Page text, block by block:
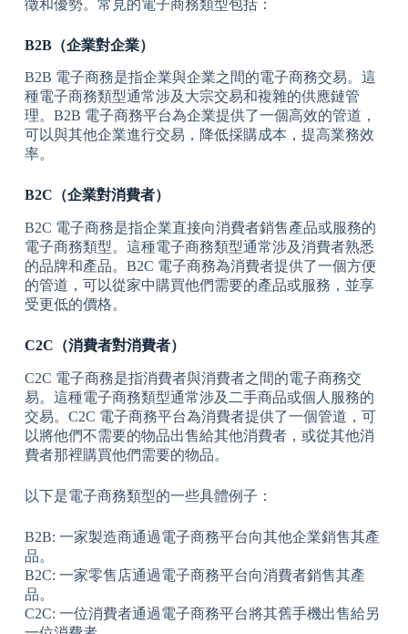
徵和優勢。常見的電子商務類型包括：
B2B（企業對企業）
B2B 電子商務是指企業與企業之間的電子商務交易。這
種電子商務類型通常涉及大宗交易和複雜的供應鏈管
理。B2B 電子商務平台為企業提供了一個高效的管道，
可以與其他企業進行交易，降低採購成本，提高業務效
率。
B2C（企業對消費者）
B2C 電子商務是指企業直接向消費者銷售產品或服務的
電子商務類型。這種電子商務類型通常涉及消費者熟悉
的品牌和產品。B2C 電子商務為消費者提供了一個方便
的管道，可以從家中購買他們需要的產品或服務，並享
受更低的價格。
C2C（消費者對消費者）
C2C 電子商務是指消費者與消費者之間的電子商務交
易。這種電子商務類型通常涉及二手商品或個人服務的
交易。C2C 電子商務平台為消費者提供了一個管道，可
以將他們不需要的物品出售給其他消費者，或從其他消
費者那裡購買他們需要的物品。
以下是電子商務類型的一些具體例子：
B2B: 一家製造商通過電子商務平台向其他企業銷售其產
品。
B2C: 一家零售店通過電子商務平台向消費者銷售其產
品。
C2C: 一位消費者通過電子商務平台將其舊手機出售給另